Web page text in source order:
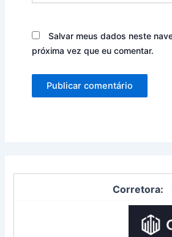
Salvar meus dados neste
próxima vez que eu comentar.
Corretora: